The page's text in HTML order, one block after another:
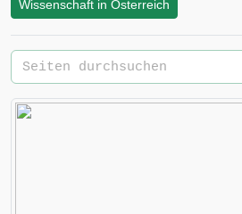
Wissenschaft in Österreich